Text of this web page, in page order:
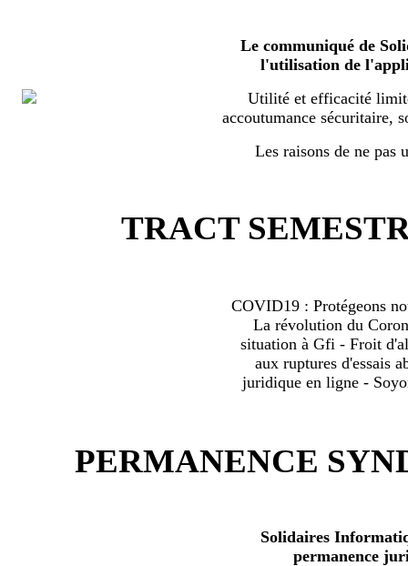
Le communiqué de
l'utilisation de
Utilité et efficacité
accoutumance sécuritaire,
Les raisons de ne pas
TRACT
COVID19 : Protégeons
La révolution du
situation à Gfi - Froit
aux ruptures d'essais
juridique en ligne -
PERMANENCE
Solidaires
permanence